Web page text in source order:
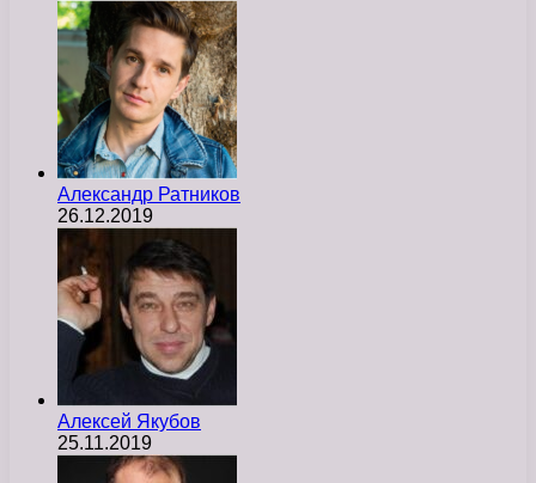
Александр Ратников
26.12.2019
Алексей Якубов
25.11.2019